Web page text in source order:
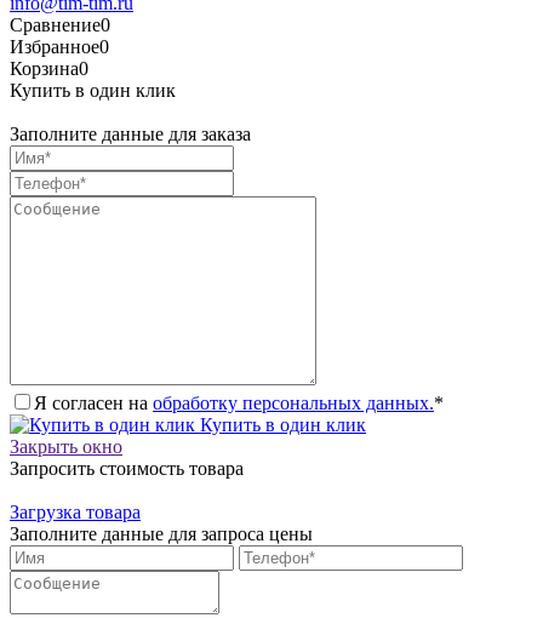
Сравнение0
Избранное0
Корзина0
Купить в один клик
Заполните данные для заказа
Я согласен на обработку персональных данных.*
Купить в один клик
Закрыть окно
Запросить стоимость товара
Загрузка товара
Заполните данные для запроса цены